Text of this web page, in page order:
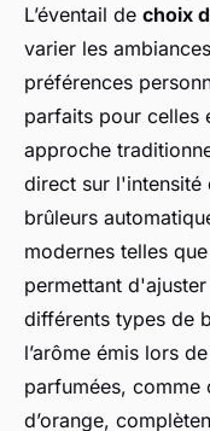
L’éventail de choix
varier les
préférences
parfaits pour celles
approche
direct sur l'intensité
brûleurs
modernes telles
permettant
différents types de
l’arôme émis lors
parfumées, comme
d’orange,